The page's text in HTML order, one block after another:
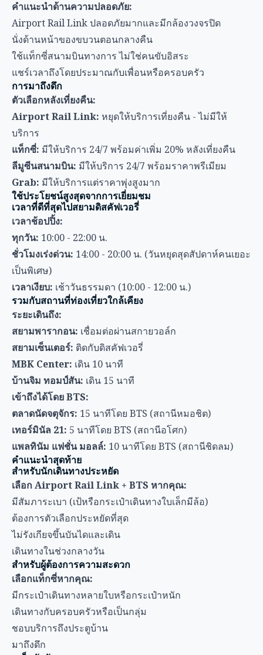
บริการ
แท็กซี่:
มีให้บริการ 24/7 พร้อมค่าเพิ่ม 20% หลังเที่ยงคืน
ลีมูซีนสนามบิน:มีให้บริการ 24/7 พร้อมราคาพรีเมียม
Grab:
มีให้บริการแต่ราคาพุ่งสูงมาก
ใช้ประโยชน์สูงสุดจากการเยี่ยมชม
เวลาที่ดีที่สุดไปสยามดิสคัฟเวอรี่
เวลาช้อปปิ้ง:
ทุกวัน:10:00 - 22:00 น.
ชั่วโมงเร่งด่วน:
เป็นพิเศษ)
เวลาเงียบ: เช้าวันธรรมดา (10:00 - 12:00 น.)
รวมกับสถานที่ท่องเที่ยวใกล้เคียง
ระยะเดินถึง:
สยามพารากอน:
สยามเซ็นเตอร์: ติดกับดิสคัฟเวอรี่
MBK Center:
เดิน 10 นาที
บ้านจิม ทอมป์สัน:
เข้าถึงได้โดย BTS:
ตลาดนัดจตุจักร:15 นาทีโดย BTS (สถานีหมอชิต)
เทอร์มินัล 21:
แพลทินัม แฟชั่น มอลล์:10 นาทีโดย BTS (สถานีชิดลม)
คำแนะนำสุดท้าย
สำหรับนักเดินทางประหยัด
เลือก Airport Rail Link + BTS หากคุณ:
มีสัมภาระเบา (เป้หรือกระเป๋าเดินทางใบเล็กมีล้อ)
ต้องการตัวเลือกประหยัดที่สุด
ไม่รังเกียจขึ้นบันไดและเดิน
เดินทางในช่วงกลางวัน
สำหรับผู้ต้องการความสะดวก
เลือกแท็กซี่หากคุณ:
มีกระเป๋าเดินทางหลายใบหรือกระเป๋าหนัก
เดินทางกับครอบครัวหรือเป็นกลุ่ม
ชอบบริการถึงประตูบ้าน
มาถึงดึก
เคล็ดลับจัดการเวลา
เผื่อเวลา 60-75 นาที สำหรับเวลาเดินทางทั้งหมดโดยขนส่ง
สาธารณะ
เผื่อเวลา 45-60 นาที
สำหรับแท็กซี่ในช่วงการจราจรปกติ
เพิ่ม 30 นาที
เป็นบัฟเฟอร์ในช่วงชั่วโมงเร่งด่วนหากนั่งแท็กซี่
คำนวณเวลารอ สำหรับรถไฟ (ทุก 10-15 นาที)
ติดต่อฉุกเฉินและทรัพยากร
ช่วยเหลือการขนส่ง: